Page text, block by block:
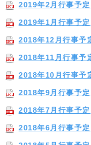
2019年2月行事予定
2019年1月行事予定
2018年12月行事予
2018年11月行事予
2018年10月行事予
2018年9月行事予定
2018年7月行事予定
2018年6月行事予定